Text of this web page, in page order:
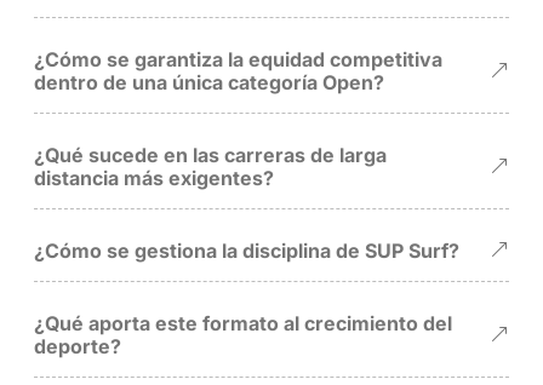
¿Cómo se garantiza la equidad competitiva
dentro de una única categoría Open?
¿Qué sucede en las carreras de larga
distancia más exigentes?
¿Cómo se gestiona la disciplina de SUP Surf?
¿Qué aporta este formato al crecimiento del
deporte?